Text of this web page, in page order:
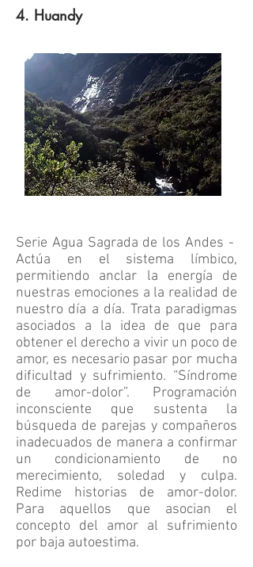
4. Huandy
Serie Agua Sagrada de los Andes -
Actúa en el sistema límbico,
permitiendo anclar la energía de
nuestras emociones a la realidad de
nuestro día a día. Trata paradigmas
asociados a la idea de que para
obtener el derecho a vivir un poco de
amor, es necesario pasar por mucha
dificultad y sufrimiento. “Síndrome
de amor-dolor”. Programación
inconsciente que sustenta la
búsqueda de parejas y compañeros
inadecuados de manera a confirmar
un condicionamiento de no
merecimiento, soledad y culpa.
Redime historias de amor-dolor.
Para aquellos que asocian el
concepto del amor al sufrimiento
por baja autoestima.